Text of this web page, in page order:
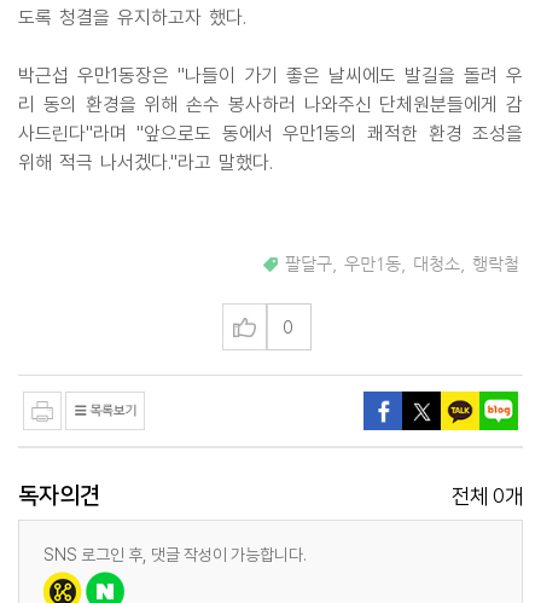
도록 청결을 유지하고자 했다.
박근섭 우만1동장은 "나들이 가기 좋은 날씨에도 발길을 돌려 우
리 동의 환경을 위해 손수 봉사하러 나와주신 단체원분들에게 감
사드린다"라며 "앞으로도 동에서 우만1동의 쾌적한 환경 조성을
위해 적극 나서겠다."라고 말했다.
팔달구 우만1동 대청소 행락철
0
독자의견 전체 0개
SNS 로그인 후, 댓글 작성이 가능합니다.